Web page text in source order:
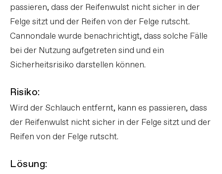
passieren, dass der Reifenwulst nicht sicher in der
Felge sitzt und der Reifen von der Felge rutscht.
Cannondale wurde benachrichtigt, dass solche Fälle
bei der Nutzung aufgetreten sind und ein
Sicherheitsrisiko darstellen können.
Risiko:
Wird der Schlauch entfernt, kann es passieren, dass
der Reifenwulst nicht sicher in der Felge sitzt und der
Reifen von der Felge rutscht.
Lösung: